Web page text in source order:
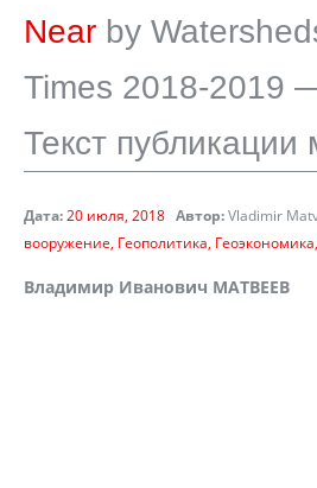
Near by
Times 2018-2019
Текст публикации
Дата:20 июля, 2018 Автор:Vladimir
вооружение Геополитика Геоэкономика
Владимир Иванович МАТВЕЕВ